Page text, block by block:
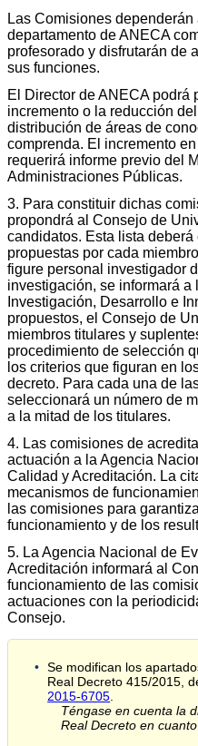
Las Comisiones
departamento de ANECA
profesorado y disfrutarán de
sus funciones.
El Director de ANECA podrá
incremento o la reducción
distribución de áreas de
comprenda. El incremento
requerirá informe previo del
Administraciones Públicas.
3. Para constituir dichas
propondrá al Consejo de
candidatos. Esta lista
propuestas por cada
figure personal investigador
investigación, se informará
Investigación, Desarrollo e
propuestos, el Consejo de
miembros titulares y
procedimiento de selección
los criterios que figuran en
decreto. Para cada una de
seleccionará un número de
a la mitad de los titulares.
4. Las comisiones de
actuación a la Agencia
Calidad y Acreditación. La
mecanismos de
las comisiones para
funcionamiento y de los
5. La Agencia Nacional de
Acreditación informará al
funcionamiento de las
actuaciones con la
Consejo.
Se modifican los
Real Decreto 415/2015,
2015-6705
Téngase en cuenta la
Real Decreto en